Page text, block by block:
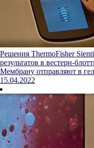
Решения ThermoFisher
результатов в вестерн-
Мембрану отправляют в
15.04.2022